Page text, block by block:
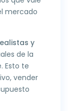
mercado
y
de la
Esto te
vender